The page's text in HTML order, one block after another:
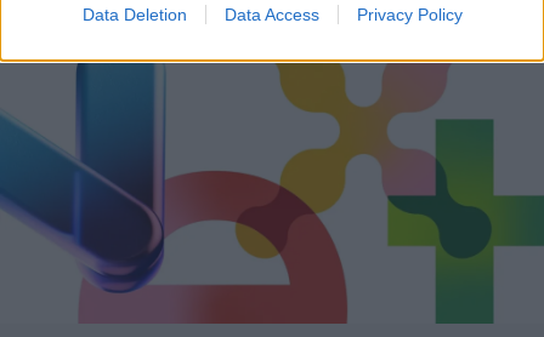
Data Deletion Data Access Privacy Policy